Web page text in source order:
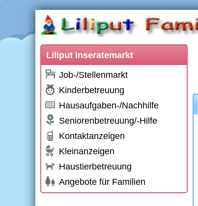
Liliput Inseratemarkt
Job-/Stellenmarkt
Kinderbetreuung
Hausaufgaben-/Nachhilfe
Seniorenbetreuung/-Hilfe
Kontaktanzeigen
Kleinanzeigen
Haustierbetreuung
Angebote für Familien